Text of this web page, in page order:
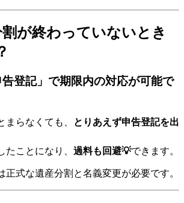
が終わっていないとき
登記」で期限内の対応が可能で
まらなくても、
とりあえず申告登記を出
たことになり、 過料も回避💡できます。
正式な遺産分割と名義変更が必要です。